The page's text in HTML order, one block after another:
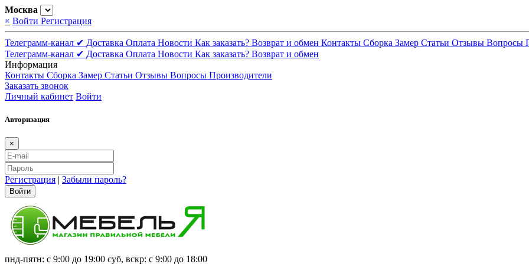
Москва
× Войти Регистрация
Телеграмм-канал ✔ Доставка Оплата Новости Как заказать? Возврат и обмен Контакты Сборка Замер Статьи Отзывы Вопросы
Телеграмм-канал ✔ Доставка Оплата Новости Как заказать? Возврат и обмен
Информация
Контакты Сборка Замер Статьи Отзывы Вопросы Производители
Заказать звонок
Личный кабинет Войти
Авторизация
×
Регистрация | Забыли пароль?
Войти
пнд-пятн: с 9:00 до 19:00 суб, вскр: с 9:00 до 18:00